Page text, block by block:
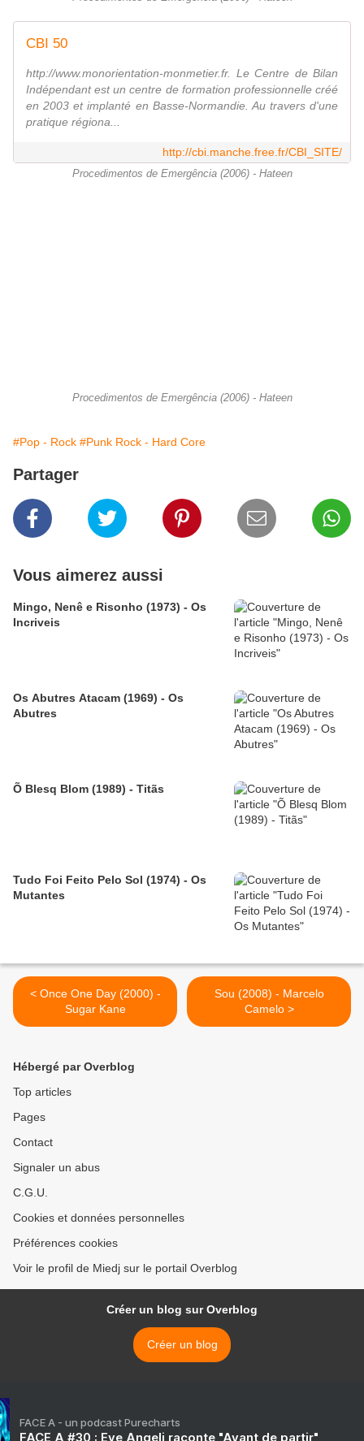
CBI 50
http://www.monorientation-monmetier.fr. Le Centre de Bilan
Indépendant est un centre de formation professionnelle créé
en 2003 et implanté en Basse-Normandie. Au travers d'une
pratique régiona...
http://cbi.manche.free.fr/CBI_SITE/
Procedimentos de Emergência (2006) - Hateen
Procedimentos de Emergência (2006) - Hateen
#Pop - Rock #Punk Rock - Hard Core
Partager
Vous aimerez aussi
Mingo, Nenê e Risonho (1973) - Os
Incriveis
Os Abutres Atacam (1969) - Os
Abutres
Õ Blesq Blom (1989) - Titãs
Tudo Foi Feito Pelo Sol (1974) - Os
Mutantes
< Once One Day (2000) -
Sugar Kane
Sou (2008) - Marcelo
Camelo >
Hébergé par Overblog
Top articles
Pages
Contact
Signaler un abus
C.G.U.
Cookies et données personnelles
Préférences cookies
Voir le profil de Miedj sur le portail Overblog
Créer un blog sur Overblog
Créer un blog
FACE A - un podcast Purecharts
FACE A #30 : Eve Angeli raconte "Avant de partir"